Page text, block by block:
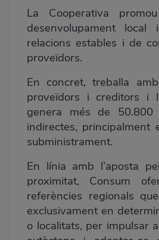
La Cooperativa
desenvolupament
relacions estables i de
proveïdors.
En concret, treballa
proveïdors i creditors i
genera més de
indirectes, principalment
subministrament.
En línia amb l’aposta
proximitat, Consum
referències regionals
exclusivament en
o localitats, per impulsar